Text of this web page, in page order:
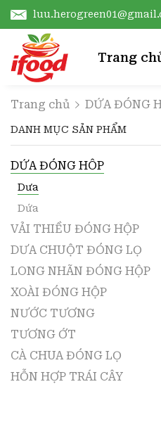
Trang
Trang chủ DỨA ĐÓNG
DANH MỤC SẢN PHẨM
DỨA ĐÓNG HÔP
Dưa
Dứa
VẢI THIỀU ĐÓNG HỘP
DƯA CHUỘT ĐÓNG LỌ
LONG NHÃN ĐÓNG HỘP
XOÀI ĐÓNG HỘP
NƯỚC TƯƠNG
TƯƠNG ỚT
CÀ CHUA ĐÓNG LỌ
HỖN HỢP TRÁI CÂY